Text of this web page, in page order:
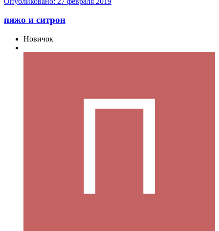
пяжо и ситрон
Новичок